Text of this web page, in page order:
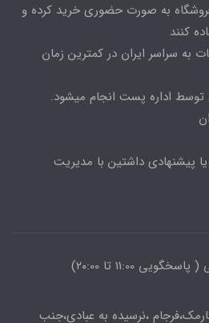
فروشگاه به صورت حضوری خرید کرده و
کنند
به سراسر ایران در کمترین زمان
اداره پست انجام میشود.
پیشنهادی داشتین با مدیریت
،نرسیده به عبادی،جنب